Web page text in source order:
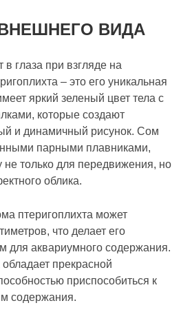
ВИДА
в глаза при взгляде на
– это его уникальная
яркий зеленый цвет тела с
которые создают
и динамичный рисунок. Сом
парными плавниками,
не только для передвижения, но
облика.
птеригоплихта может
что делает его
для аквариумного содержания.
прекрасной
приспособиться к
содержания.